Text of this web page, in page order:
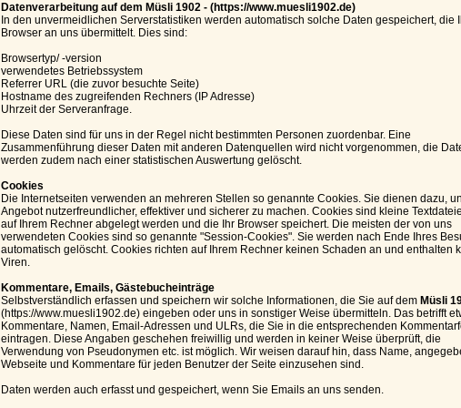
Datenverarbeitung auf dem Müsli 1902 - (https://www.muesli1902.de)
In den unvermeidlichen Serverstatistiken werden automatisch solche Daten gespeichert, die
Browser an uns übermittelt. Dies sind:
Browsertyp/ -version
verwendetes Betriebssystem
Referrer URL (die zuvor besuchte Seite)
Hostname des zugreifenden Rechners (IP Adresse)
Uhrzeit der Serveranfrage.
Diese Daten sind für uns in der Regel nicht bestimmten Personen zuordenbar. Eine
Zusammenführung dieser Daten mit anderen Datenquellen wird nicht vorgenommen, die
werden zudem nach einer statistischen Auswertung gelöscht.
Cookies
Die Internetseiten verwenden an mehreren Stellen so genannte Cookies. Sie dienen dazu,
Angebot nutzerfreundlicher, effektiver und sicherer zu machen. Cookies sind kleine
auf Ihrem Rechner abgelegt werden und die Ihr Browser speichert. Die meisten der von uns
verwendeten Cookies sind so genannte "Session-Cookies". Sie werden nach Ende Ihres
automatisch gelöscht. Cookies richten auf Ihrem Rechner keinen Schaden an und enthalten
Viren.
Kommentare, Emails, Gästebucheinträge
Selbstverständlich erfassen und speichern wir solche Informationen, die Sie auf dem Müsli
(https://www.muesli1902.de) eingeben oder uns in sonstiger Weise übermitteln. Das betrifft
Kommentare, Namen, Email-Adressen und ULRs, die Sie in die entsprechenden
eintragen. Diese Angaben geschehen freiwillig und werden in keiner Weise überprüft, die
Verwendung von Pseudonymen etc. ist möglich. Wir weisen darauf hin, dass Name,
Webseite und Kommentare für jeden Benutzer der Seite einzusehen sind.
Daten werden auch erfasst und gespeichert, wenn Sie Emails an uns senden.